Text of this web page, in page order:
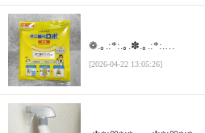
❁.｡.:*:.｡.✽.｡.:*:.…
[2026-04-22 13:05:26]